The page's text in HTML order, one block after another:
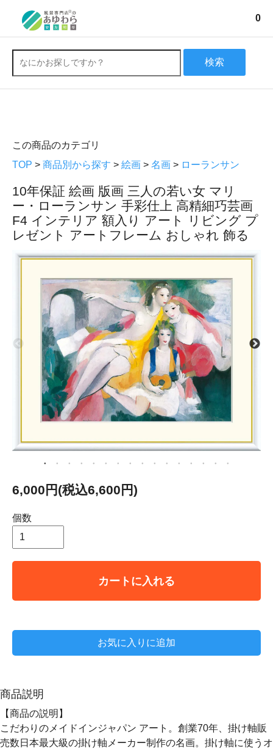
0
検索
この商品のカテゴリ
TOP > 商品別から探す > 絵画 > 名画 > ローランサン
10年保証 絵画 版画 三人の若い女 マリ
ー・ローランサン 手彩仕上 高精細巧芸画
F4 インテリア 額入り アート リビング プ
レゼント アートフレーム おしゃれ 飾る
6,000円(税込6,600円)
個数
カートに入れる
お気に入りに追加
商品説明
【商品の説明】
こだわりのメイドインジャパン アート。創業70年、掛け軸販
売数日本最大級の掛け軸メーカー制作の名画。掛け軸に使うオ